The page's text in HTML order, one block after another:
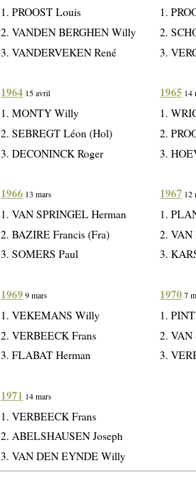
1. PROOST Louis
2. VANDEN BERGHEN Willy
3. VANDERVEKEN René
1964 15 avril
1. MONTY Willy
2. SEBREGT Léon (Hol)
3. DECONINCK Roger
1966 13 mars
1. VAN SPRINGEL Herman
2. BAZIRE Francis (Fra)
3. SOMERS Paul
1969 9 mars
1. VEKEMANS Willy
2. VERBEECK Frans
3. FLABAT Herman
1971 14 mars
1. VERBEECK Frans
2. ABELSHAUSEN Joseph
3. VAN DEN EYNDE Willy
1.
2.
3.
1965 14
1.
2.
3.
1967 12
1.
2. VAN
3.
1970 7
1.
2. VAN
3.